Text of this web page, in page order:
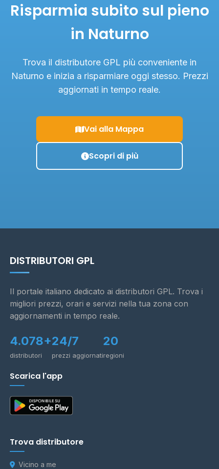
Risparmia subito sul pieno
in Naturno
Trova il distributore GPL più conveniente in
Naturno e inizia a risparmiare oggi stesso. Prezzi
aggiornati in tempo reale.
Vai alla Mappa
Scopri di più
DISTRIBUTORI GPL
Il portale italiano dedicato ai distributori GPL. Trova i
migliori prezzi, orari e servizi nella tua zona con
aggiornamenti in tempo reale.
4.078+
distributori
24/7
prezzi aggiornati
20
regioni
Scarica l'app
Trova distributore
Vicino a me